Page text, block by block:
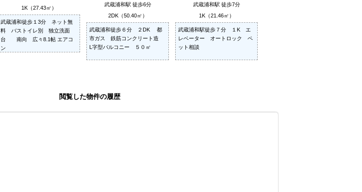
1K（27.43㎡）
武蔵浦和徒歩１3分 ネット無
料 バストイレ別 独立洗面
台 南向 広々8.1帖 エアコ
ン
武蔵浦和駅 徒歩6分
2DK（50.40㎡）
武蔵浦和徒歩６分 ２DK 都
市ガス 鉄筋コンクリート造
L字型バルコニー ５０㎡
武蔵浦和駅 徒歩7分
1K（21.46㎡）
武蔵浦和駅徒歩７分 １K エ
レベーター オートロック ペ
ット相談
閲覧した物件の履歴